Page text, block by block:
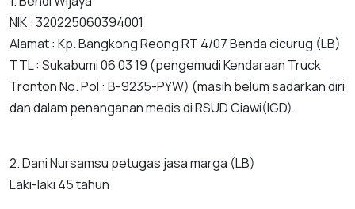
NIK : 320225060394001
Alamat : Kp. Bangkong Reong RT 4/07 Benda cicurug (LB)
TTL : Sukabumi 06 03 19 (pengemudi Kendaraan Truck
Tronton No. Pol : B-9235-PYW) (masih belum sadarkan diri
dan dalam penanganan medis di RSUD Ciawi(IGD).
2. Dani Nursamsu petugas jasa marga (LB)
Laki-laki 45 tahun